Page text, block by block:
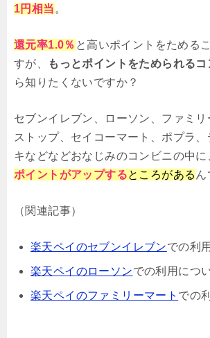
1円相当 。
還元率1.0％ と高いポイントをためる
すが、
もっとポイントをためられる
ら知りたくないですか？
セブンイレブン、ローソン、ファミリ
ストップ、セイコーマート、ポプラ
キなどなどおなじみのコンビニの中に
ポイントがアップするところがある ん
（関連記事）
楽天ペイのセブンイレブンでの利
楽天ペイのローソンでの利用につ
楽天ペイのファミリーマート での